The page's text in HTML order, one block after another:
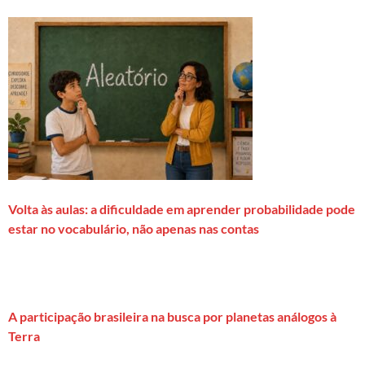
Volta às aulas: a dificuldade em aprender probabilidade pode
estar no vocabulário, não apenas nas contas
A participação brasileira na busca por planetas análogos à
Terra